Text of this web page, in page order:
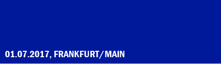
01.07.2017, FRANKFURT/MAIN